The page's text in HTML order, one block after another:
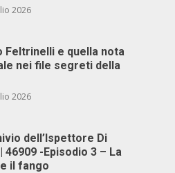
2026
Feltrinelli e quella nota
nei file segreti della
2026
dell’Ispettore Di
46909 -Episodio 3 – La
il fango